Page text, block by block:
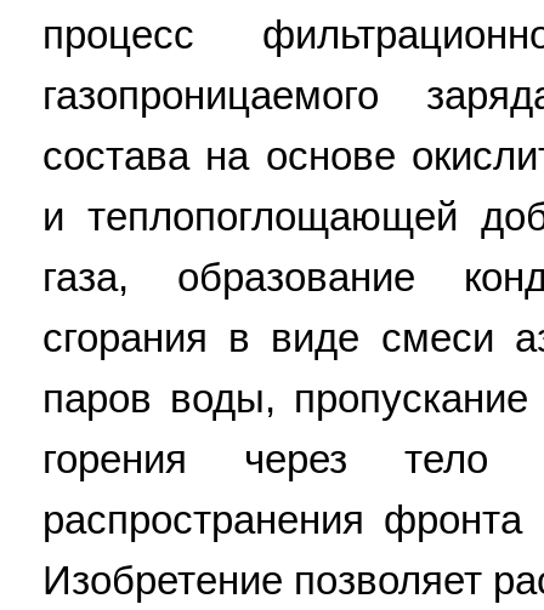
процесс
газопроницаемого
состава на основе
и теплопоглощающей
газа, образование
сгорания в виде смеси
паров воды,
горения через тело
распространения
Изобретение позволяет